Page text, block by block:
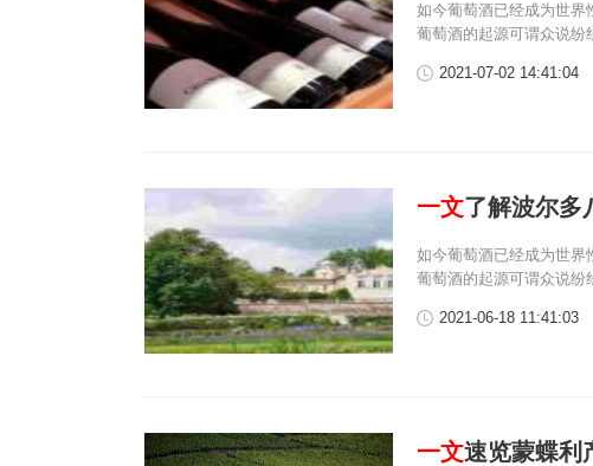
如今葡萄酒已经成为世界
葡萄酒的起源可谓众说纷
2021-07-02 14:41:04
一文了解波尔多
如今葡萄酒已经成为世界
葡萄酒的起源可谓众说纷
2021-06-18 11:41:03
一文速览蒙蝶利